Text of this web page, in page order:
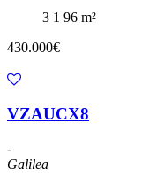
3 1 96 m²
430.000€
VZAUCX8
-
Galilea